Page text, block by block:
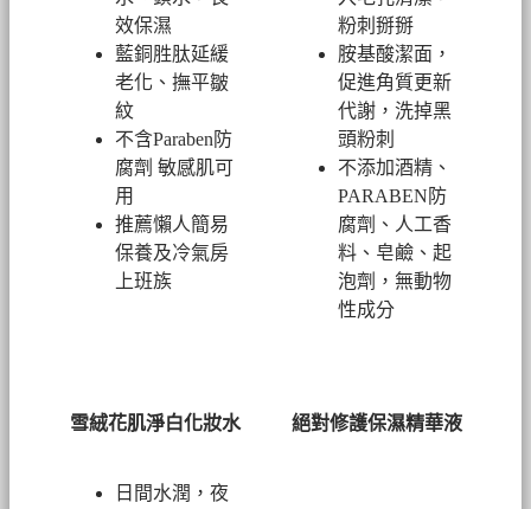
效保濕
藍銅胜肽延緩
老化、撫平皺
紋
不含Paraben防
腐劑 敏感肌可
用
推薦懶人簡易
保養及冷氣房
上班族
粉刺掰掰
胺基酸潔面，
促進角質更新
代謝，洗掉黑
頭粉刺
不添加酒精、
PARABEN防
腐劑、人工香
料、皂鹼、起
泡劑，無動物
性成分
雪絨花肌淨白化妝水 絕對修護保濕精華液
日間水潤，夜